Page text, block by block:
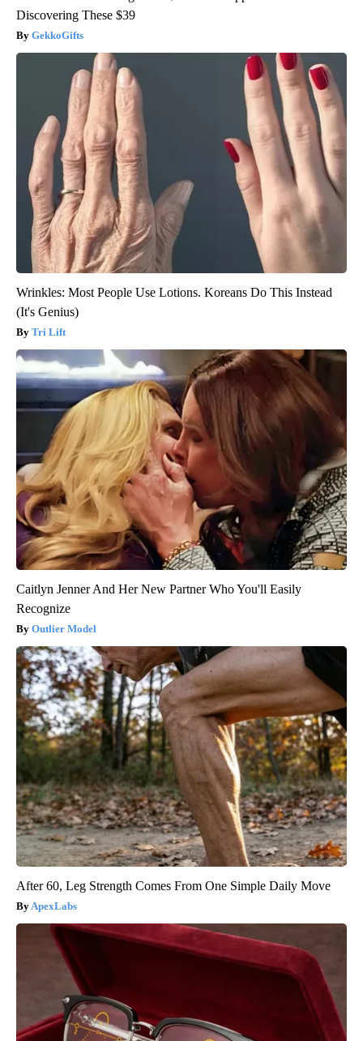
Discovering These $39
GekkoGifts
Wrinkles: Most People Use Lotions. Koreans Do This Instead
(It's Genius)
Tri Lift
Caitlyn Jenner And Her New Partner Who You'll Easily
Recognize
Outlier Model
After 60, Leg Strength Comes From One Simple Daily Move
ApexLabs